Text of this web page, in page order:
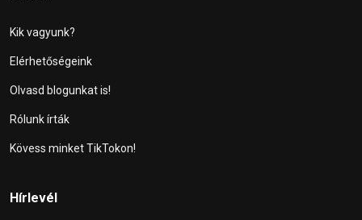
Kik vagyunk?
Elérhetőségeink
Olvasd blogunkat is!
Rólunk írták
Kövess minket TikTokon!
Hírlevél